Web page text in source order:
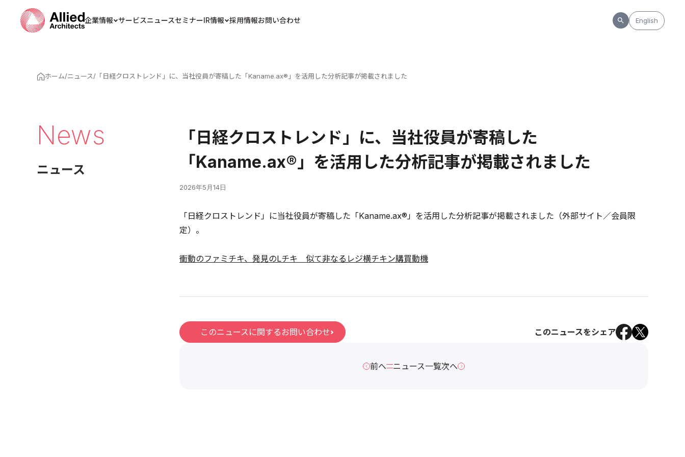
企業情報 サービスニュースセミナーIR情報 採用情報お問い合わせ English
ホーム/ニュース/ 「日経クロストレンド」に、当社役員が寄稿した「Kaname.ax®︎」を活用した分析記事が掲載されました
News
ニュース
「日経クロストレンド」に、当社役員が寄稿した
「Kaname.ax®︎」を活用した分析記事が掲載されました
2026年5月14日
「日経クロストレンド」に当社役員が寄稿した「Kaname.ax®︎」を活用した分析記事が掲載されました（外部サイト／会員限
定）。
衝動のファミチキ、発見のLチキ 似て非なるレジ横チキン購買動機
このニュースに関するお問い合わせ このニュースをシェア
前へ ニュース一覧次へ